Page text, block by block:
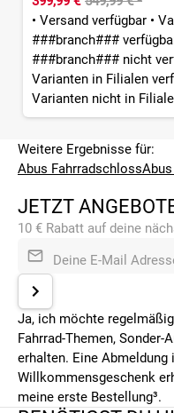
• Versand verfügbar •
###branch###
###branch### nicht
Varianten in Filialen
Varianten nicht in
Weitere Ergebnisse für:
Abus Fahrradschloss
JETZT
10 € Rabatt auf deine
Deine E-Mail
Ja, ich möchte
Fahrrad-Themen, Sonder-
erhalten. Eine
Willkommensgeschenk
meine erste Bestellung³.